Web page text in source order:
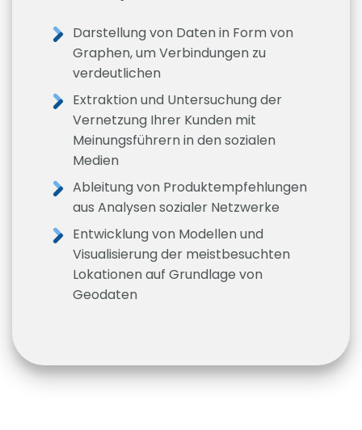
Darstellung von Daten in Form von
Graphen, um Verbindungen zu
verdeutlichen
Extraktion und Untersuchung der
Vernetzung Ihrer Kunden mit
Meinungsführern in den sozialen
Medien
Ableitung von Produktempfehlungen
aus Analysen sozialer Netzwerke
Entwicklung von Modellen und
Visualisierung der meistbesuchten
Lokationen auf Grundlage von
Geodaten